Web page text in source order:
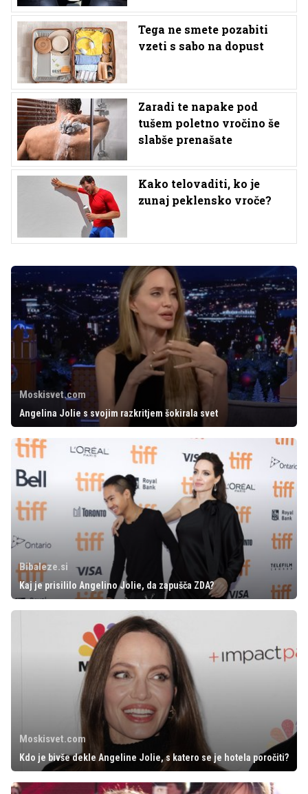
Tega ne smete pozabiti
vzeti s sabo na dopust
Zaradi te napake pod
tušem poletno vročino še
slabše prenašate
Kako telovaditi, ko je
zunaj peklensko vroče?
Moskisvet.com
Angelina Jolie s svojim razkritjem šokirala svet
Bibaleze.si
Kaj je prisililo Angelino Jolie, da zapušča ZDA?
Moskisvet.com
Kdo je bivše dekle Angeline Jolie, s katero se je hotela poročiti?